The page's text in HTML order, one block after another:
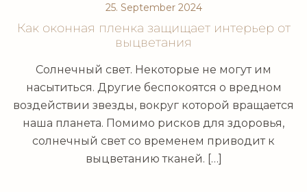
25. September 2024
Как оконная пленка защищает интерьер от
выцветания
Солнечный свет. Некоторые не могут им
насытиться. Другие беспокоятся о вредном
воздействии звезды, вокруг которой вращается
наша планета. Помимо рисков для здоровья,
солнечный свет со временем приводит к
выцветанию тканей. […]